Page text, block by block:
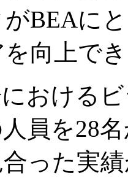
BEAに
向上で
おける
員を28
った実